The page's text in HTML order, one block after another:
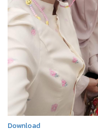
Download